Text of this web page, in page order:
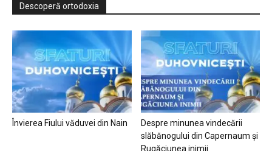
Descoperă ortodoxia
Învierea Fiului văduvei din Nain
Despre minunea vindecării
slăbănogului din Capernaum și
Rugăciunea inimii